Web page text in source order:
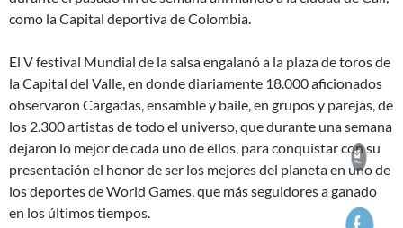
como la Capital deportiva de Colombia.
El V festival Mundial de la salsa engalanó a la plaza de toros de
la Capital del Valle, en donde diariamente 18.000 aficionados
observaron Cargadas, ensamble y baile, en grupos y parejas, de
los 2.300 artistas de todo el universo, que durante una semana
dejaron lo mejor de cada uno de ellos, para conquistar con su
presentación el honor de ser los mejores del planeta en uno de
los deportes de World Games, que más seguidores a ganado
en los últimos tiempos.